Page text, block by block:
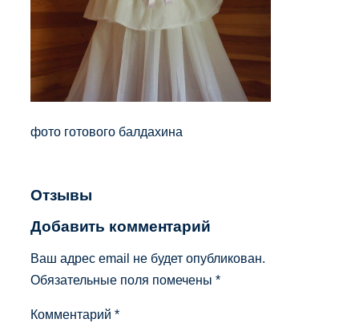
фото готового балдахина
Отзывы
Добавить комментарий
Ваш адрес email не будет опубликован.
Обязательные поля помечены *
Комментарий *